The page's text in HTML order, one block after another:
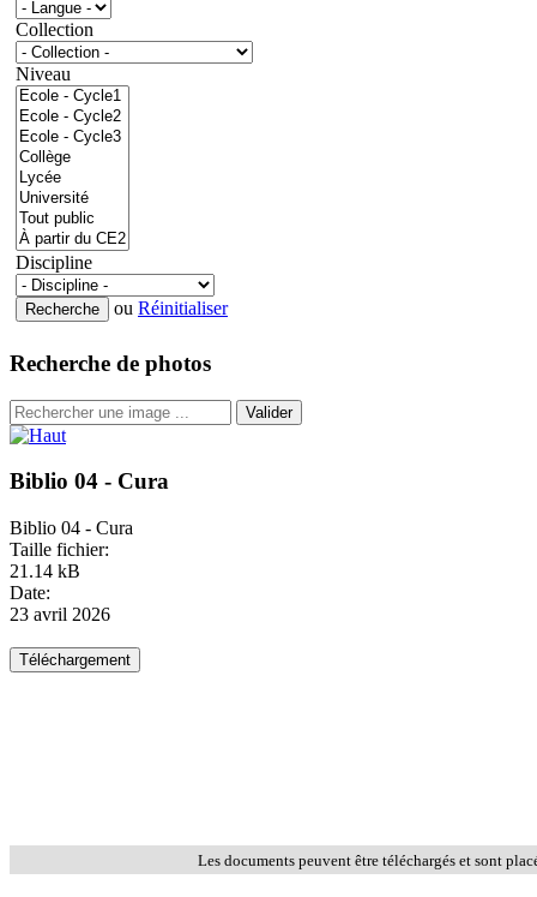
Collection
Niveau
Discipline
ou Réinitialiser
Recherche de photos
Valider
Biblio 04 - Cura
Biblio 04 - Cura
Taille fichier:
21.14 kB
Date:
23 avril 2026
Les documents peuvent être téléchargés et sont